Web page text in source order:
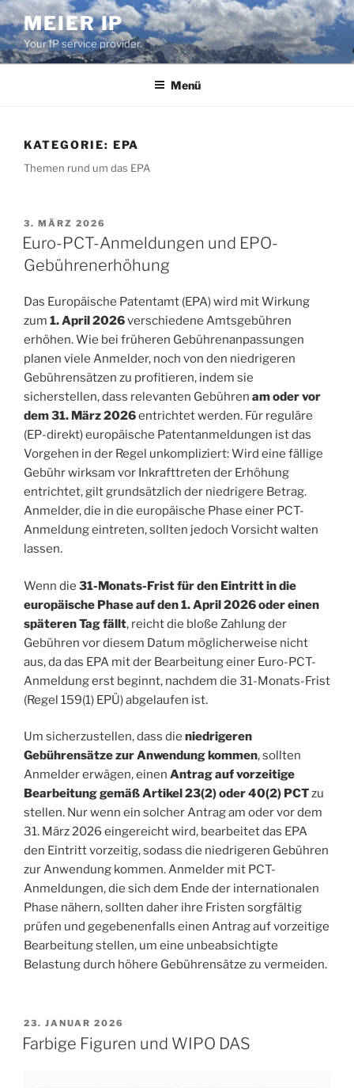
Zum
Inhalt
springen
MEIER IP
Your IP service provider.
Menü
KATEGORIE: EPA
Themen rund um das EPA
VERÖFFENTLICHT
AM
3. MÄRZ 2026
Euro-PCT-Anmeldungen und EPO-
Gebührenerhöhung
Das Europäische Patentamt (EPA) wird mit Wirkung
zum 1. April 2026verschiedene Amtsgebühren
erhöhen. Wie bei früheren Gebührenanpassungen
planen viele Anmelder, noch von den niedrigeren
Gebührensätzen zu profitieren, indem sie
sicherstellen, dass relevanten Gebühren am oder vor
dem 31. März 2026entrichtet werden. Für reguläre
(EP-direkt) europäische Patentanmeldungen ist das
Vorgehen in der Regel unkompliziert: Wird eine fällige
Gebühr wirksam vor Inkrafttreten der Erhöhung
entrichtet, gilt grundsätzlich der niedrigere Betrag.
Anmelder, die in die europäische Phase einer PCT-
Anmeldung eintreten, sollten jedoch Vorsicht walten
lassen.
Wenn die 31-Monats-Frist für den Eintritt in die
europäische Phase auf den 1. April 2026 oder einen
späteren Tag fällt, reicht die bloße Zahlung der
Gebühren vor diesem Datum möglicherweise nicht
aus, da das EPA mit der Bearbeitung einer Euro-PCT-
Anmeldung erst beginnt, nachdem die 31-Monats-Frist
(Regel 159(1) EPÜ) abgelaufen ist.
Um sicherzustellen, dass die niedrigeren
Gebührensätze zur Anwendung kommen, sollten
Anmelder erwägen, einen Antrag auf vorzeitige
Bearbeitung gemäß Artikel 23(2) oder 40(2) PCTzu
stellen. Nur wenn ein solcher Antrag am oder vor dem
31. März 2026 eingereicht wird, bearbeitet das EPA
den Eintritt vorzeitig, sodass die niedrigeren Gebühren
zur Anwendung kommen. Anmelder mit PCT-
Anmeldungen, die sich dem Ende der internationalen
Phase nähern, sollten daher ihre Fristen sorgfältig
prüfen und gegebenenfalls einen Antrag auf vorzeitige
Bearbeitung stellen, um eine unbeabsichtigte
Belastung durch höhere Gebührensätze zu vermeiden.
VERÖFFENTLICHT
AM
23. JANUAR 2026
Farbige Figuren und WIPO DAS